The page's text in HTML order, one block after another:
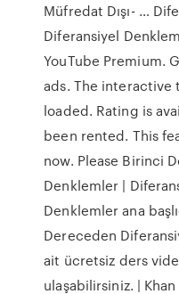
Müfredat Dışı- …
Diferansiyel
YouTube Premium.
ads. The
loaded. Rating is
been rented. This
now. Please Birinci
Denklemler |
Denklemler ana
Dereceden
ait ücretsiz ders
ulaşabilirsiniz. |